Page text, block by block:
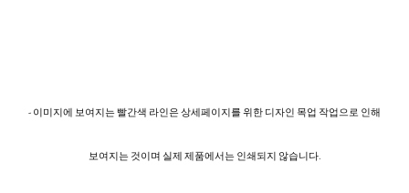
- 이미지에 보여지는 빨간색 라인은 상세페이지를 위한 디자인 목업 작업으로 인해
보여지는 것이며 실제 제품에서는 인쇄되지 않습니다.